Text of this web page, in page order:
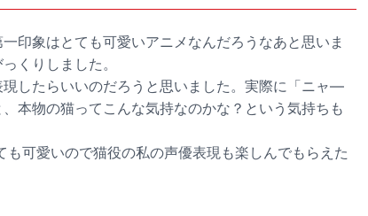
印象はとても可愛いアニメなんだろうなあと思いま
くりしました。
したらいいのだろうと思いました。実際に「ニャ―
本物の猫ってこんな気持なのかな？という気持ちも
可愛いので猫役の私の声優表現も楽しんでもらえた